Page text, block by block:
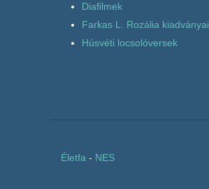
Diafilmek
Farkas L. Rozália kiadványai
Húsvéti locsolóversek
Életfa - NES